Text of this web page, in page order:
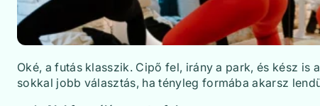
Oké, a futás klasszik. Cipő fel, irány a park, és kész is
sokkal jobb választás, ha tényleg formába akarsz